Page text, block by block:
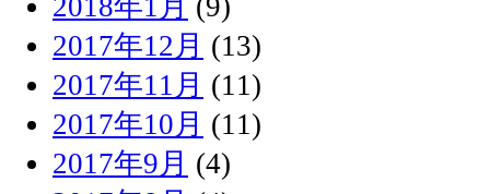
2017年12月 (13)
2017年11月 (11)
2017年10月 (11)
2017年9月 (4)